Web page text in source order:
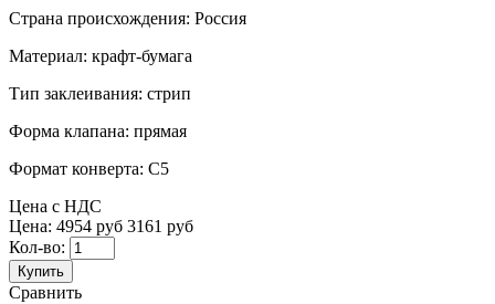
Страна происхождения: Россия
Материал: крафт-бумага
Тип заклеивания: стрип
Форма клапана: прямая
Формат конверта: С5
Цена с НДС
Цена: 4954 руб 3161 руб
Кол-во:
Купить
Сравнить